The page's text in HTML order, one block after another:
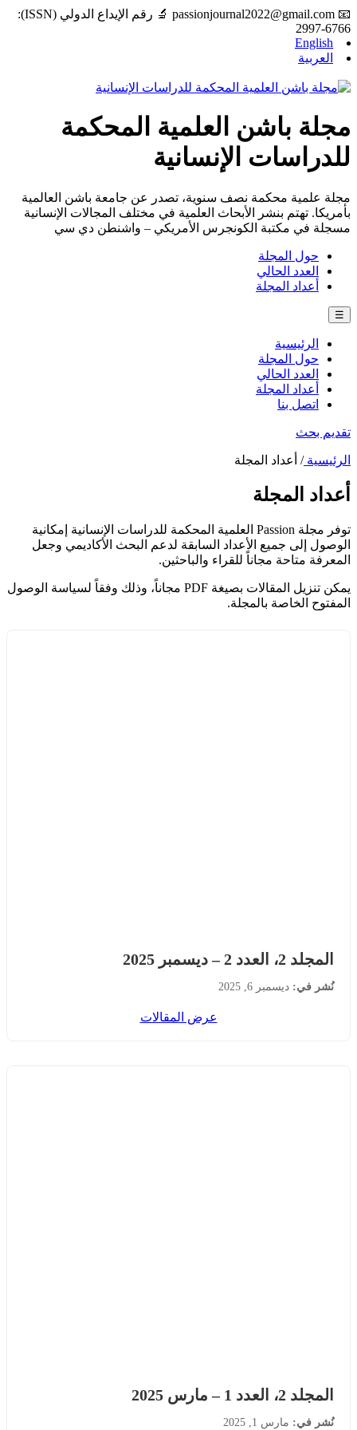
📧
passionjournal2022@gmail.com
🔬 رقم الإيداع الدولي (ISSN):
2997-6766
English
العربية
مجلة باشن العلمية المحكمة
للدراسات الإنسانية
مجلة علمية محكمة نصف سنوية، تصدر عن جامعة باشن العالمية
بأمريكا. تهتم بنشر الأبحاث العلمية في مختلف المجالات الإنسانية
مسجلة في مكتبة الكونجرس الأمريكي – واشنطن دي سي
حول المجلة
العدد الحالي
أعداد المجلة
☰
الرئيسية
حول المجلة
العدد الحالي
أعداد المجلة
اتصل بنا
تقديم بحث
الرئيسية/ أعداد المجلة
أعداد المجلة
توفر مجلة Passion العلمية المحكمة للدراسات الإنسانية إمكانية
الوصول إلى جميع الأعداد السابقة لدعم البحث الأكاديمي وجعل
المعرفة متاحة مجاناً للقراء والباحثين.
يمكن تنزيل المقالات بصيغة PDF مجاناً، وذلك وفقاً لسياسة الوصول
المفتوح الخاصة بالمجلة.
المجلد 2، العدد 2 – ديسمبر 2025
نُشر في: ديسمبر 6, 2025
عرض المقالات
المجلد 2، العدد 1 – مارس 2025
نُشر في: مارس 1, 2025